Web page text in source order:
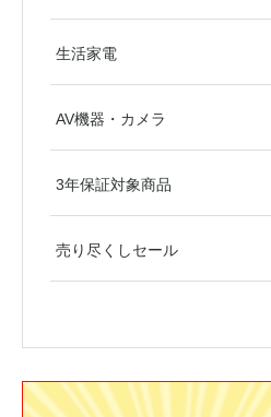
生活家電
AV機器・カメラ
3年保証対象商品
売り尽くしセール